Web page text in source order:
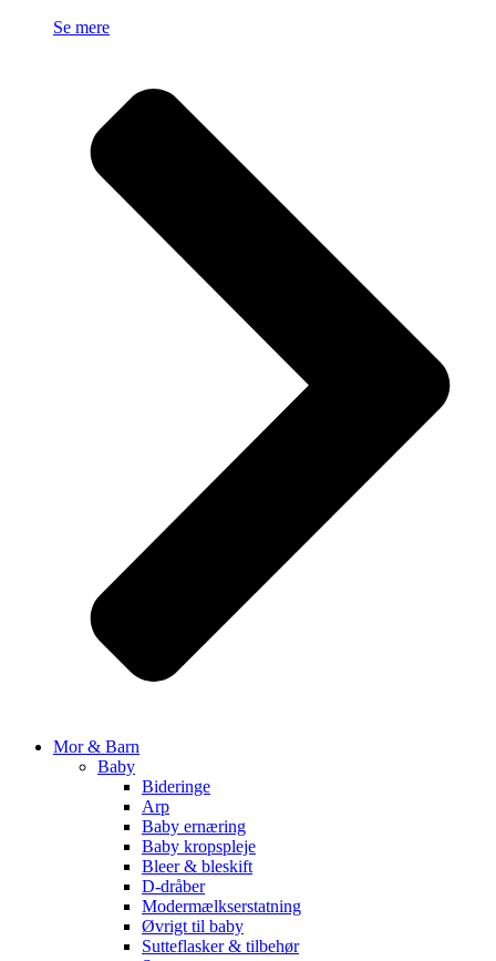
Se mere
Mor & Barn
Baby
Bideringe
Arp
Baby ernæring
Baby kropspleje
Bleer & bleskift
D-dråber
Modermælkserstatning
Øvrigt til baby
Sutteflasker & tilbehør